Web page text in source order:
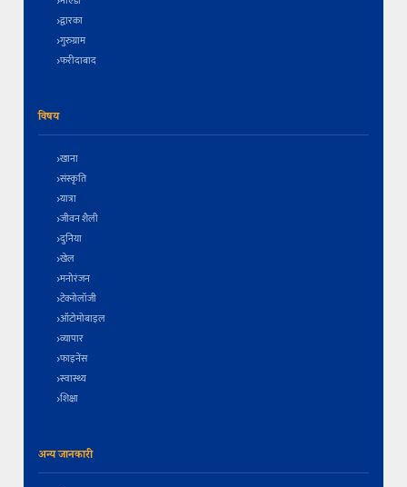
द्वारका
गुरुग्राम
फरीदाबाद
विषय
खाना
संस्कृति
यात्रा
जीवन शैली
दुनिया
खेल
मनोरंजन
टेक्नोलॉजी
ऑटोमोबाइल
व्यापार
फाइनेंस
स्वास्थ्य
शिक्षा
अन्य जानकारी